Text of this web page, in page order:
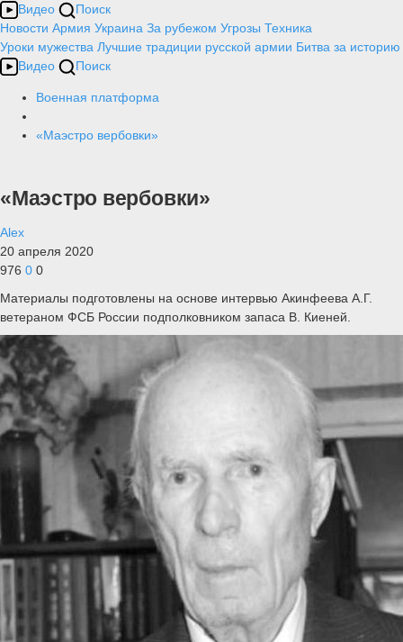
Видео
Поиск
Новости Армия Украина За рубежом Угрозы Техника
Уроки мужества Лучшие традиции русской армии Битва за историю
Видео
Поиск
Военная платформа
«Маэстро вербовки»
«Маэстро вербовки»
Alex
20 апреля 2020
976 0 0
Материалы подготовлены на основе интервью Акинфеева А.Г.
ветераном ФСБ России подполковником запаса В. Киеней.